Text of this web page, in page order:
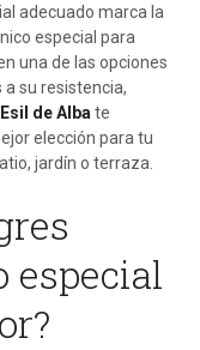
adecuado marca la
especial para
una de las opciones
su resistencia,
Esil de Alba te
elección para tu
jardín o terraza.
especial